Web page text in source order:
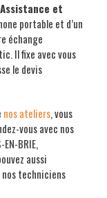
et
portable et d’un
échange
Il fixe avec vous
le devis
nos ateliers, vous
vous avec nos
EN-BRIE,
aussi
nos techniciens